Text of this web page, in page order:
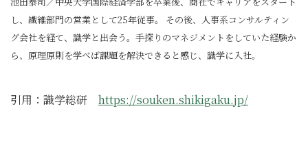
し、繊維部門の営業として25年従事。 その後、人事系コンサルティン
グ会社を経て、識学と出会う。手探りのマネジメントをしていた経験か
ら、原理原則を学べば課題を解決できると感じ、識学に入社。
引用：識学総研 https://souken.shikigaku.jp/